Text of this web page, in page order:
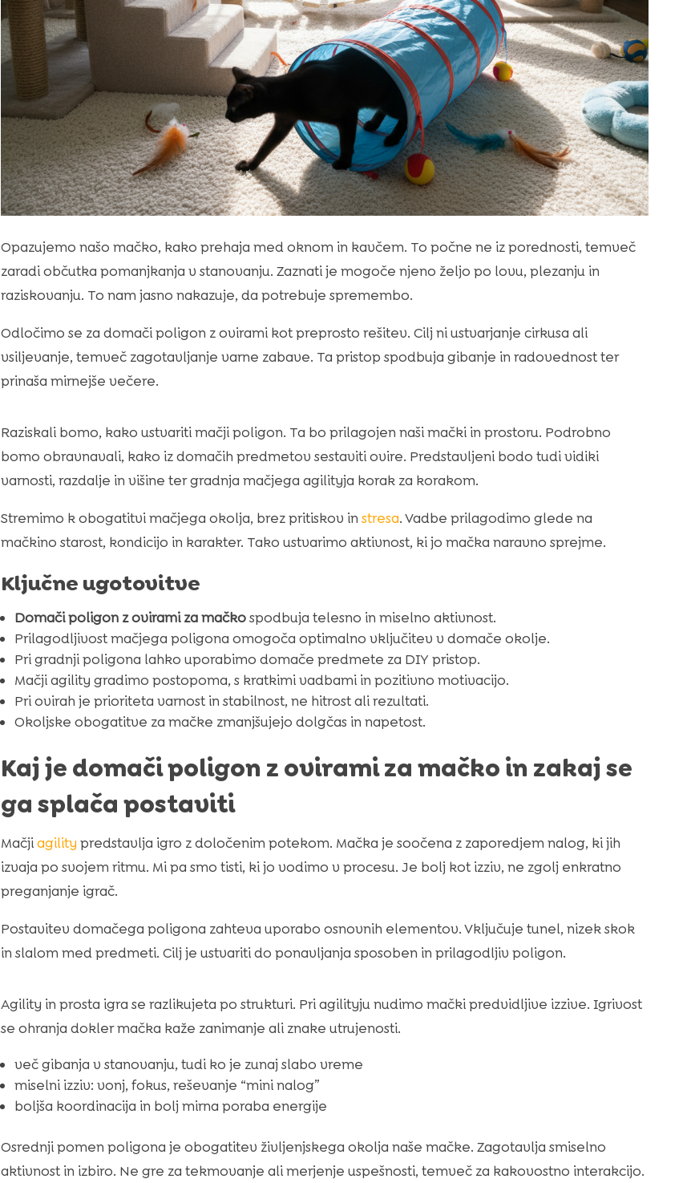
Opazujemo našo mačko, kako prehaja med oknom in kavčem. To počne ne iz porednosti, temveč
zaradi občutka pomanjkanja v stanovanju. Zaznati je mogoče njeno željo po lovu, plezanju in
raziskovanju. To nam jasno nakazuje, da potrebuje spremembo.
Odločimo se za domači poligon z ovirami kot preprosto rešitev. Cilj ni ustvarjanje cirkusa ali
vsiljevanje, temveč zagotavljanje varne zabave. Ta pristop spodbuja gibanje in radovednost ter
prinaša mirnejše večere.
Raziskali bomo, kako ustvariti mačji poligon. Ta bo prilagojen naši mački in prostoru. Podrobno
bomo obravnavali, kako iz domačih predmetov sestaviti ovire. Predstavljeni bodo tudi vidiki
varnosti, razdalje in višine ter gradnja mačjega agilityja korak za korakom.
Stremimo k obogatitvi mačjega okolja, brez pritiskov in stresa. Vadbe prilagodimo glede na
mačkino starost, kondicijo in karakter. Tako ustvarimo aktivnost, ki jo mačka naravno sprejme.
Ključne ugotovitve
Domači poligon z ovirami za mačkospodbuja telesno in miselno aktivnost.
Prilagodljivost mačjega poligona omogoča optimalno vključitev v domače okolje.
Pri gradnji poligona lahko uporabimo domače predmete za DIY pristop.
Mačji agility gradimo postopoma, s kratkimi vadbami in pozitivno motivacijo.
Pri ovirah je prioriteta varnost in stabilnost, ne hitrost ali rezultati.
Okoljske obogatitve za mačke zmanjšujejo dolgčas in napetost.
Kaj je domači poligon z ovirami za mačko in zakaj se
ga splača postaviti
Mačjiagility predstavlja igro z določenim potekom. Mačka je soočena z zaporedjem nalog, ki jih
izvaja po svojem ritmu. Mi pa smo tisti, ki jo vodimo v procesu. Je bolj kot izziv, ne zgolj enkratno
preganjanje igrač.
Postavitev domačega poligona zahteva uporabo osnovnih elementov. Vključuje tunel, nizek skok
in slalom med predmeti. Cilj je ustvariti do ponavljanja sposoben in prilagodljiv poligon.
Agility in prosta igra se razlikujeta po strukturi. Pri agilityju nudimo mački predvidljive izzive. Igrivost
se ohranja dokler mačka kaže zanimanje ali znake utrujenosti.
več gibanja v stanovanju, tudi ko je zunaj slabo vreme
miselni izziv: vonj, fokus, reševanje “mini nalog”
boljša koordinacija in bolj mirna poraba energije
Osrednji pomen poligona je obogatitev življenjskega okolja naše mačke. Zagotavlja smiselno
aktivnost in izbiro. Ne gre za tekmovanje ali merjenje uspešnosti, temveč za kakovostno interakcijo.